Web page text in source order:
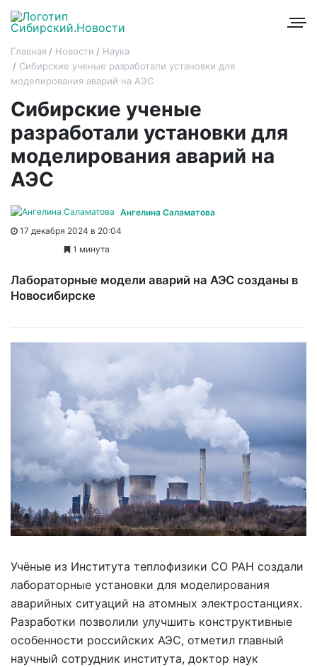
Главная Новости
Наука
Сибирские ученые разработали установки для
моделирования аварий на АЭС
Сибирские ученые
разработали установки для
моделирования аварий на
АЭС
Ангелина Саламатова
17 декабря 2024 в 20:04
1 минута
Лабораторные модели аварий на АЭС созданы в
Новосибирске
Учёные из Института теплофизики СО РАН создали
лабораторные установки для моделирования
аварийных ситуаций на атомных электростанциях.
Разработки позволили улучшить конструктивные
особенности российских АЭС, отметил главный
научный сотрудник института, доктор наук